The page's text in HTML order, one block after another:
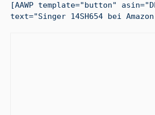
[AAWP template="button"
text="Singer 14SH654 bei